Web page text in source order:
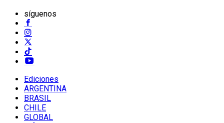
síguenos
Ediciones
ARGENTINA
BRASIL
CHILE
GLOBAL